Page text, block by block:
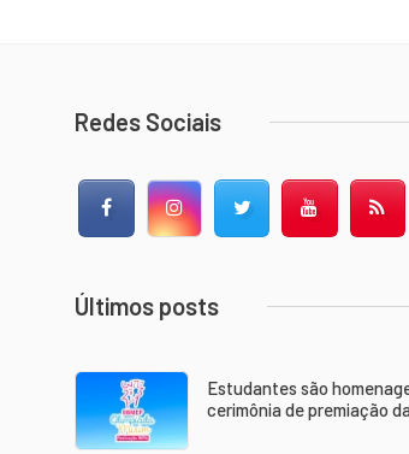
Redes Sociais
FacebookInstagram Twitter YouTube
Últimos posts
Estudantes são
cerimônia de premiação